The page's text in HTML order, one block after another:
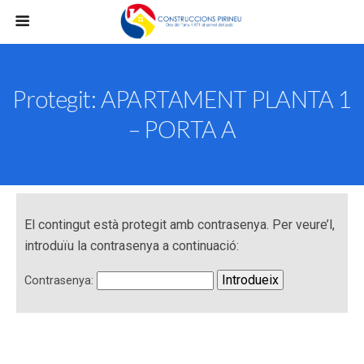
Protegit: APARTAMENT PLANTA 1
– PORTA A
El contingut està protegit amb contrasenya. Per veure’l,
introduïu la contrasenya a continuació:
Contrasenya: